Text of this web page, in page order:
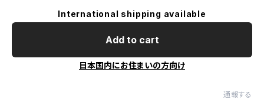
International shipping available
Add to cart
日本国内にお住まいの方向け
通報する